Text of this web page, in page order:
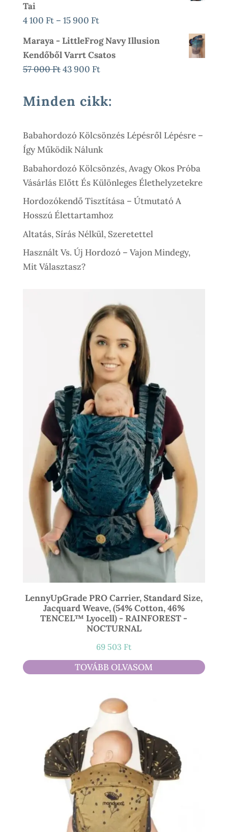
000 Ft
Tai
4 100 Ft – 15 900 FtÁrtartomány:
100 Ft
Maraya - LittleFrog Navy Illusion
Kendőből Varrt Csatos
57 000FtOriginal
Was:
43 900 FtCurrent
Is:
Minden cikk:
Babahordozó Kölcsönzés Lépésről Lépésre –
Így Működik Nálunk
Babahordozó Kölcsönzés, Avagy Okos Próba
Vásárlás Előtt És Különleges Élethelyzetekre
Hordozókendő Tisztítása – Útmutató A
Hosszú Élettartamhoz
Altatás, Sírás Nélkül, Szeretettel
Használt Vs. Új Hordozó – Vajon Mindegy,
Mit Választasz?
LennyUpGrade PRO Carrier, Standard Size,
Jacquard Weave, (54% Cotton, 46%
TENCEL™ Lyocell) - RAINFOREST -
NOCTURNAL
69 503 Ft
TOVÁBB OLVASOM